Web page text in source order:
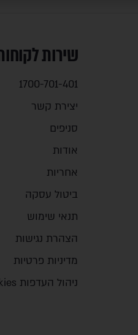
שירות
1700-701-401
יצירת קשר
סניפים
אודות
אחריות
ביטול עסקה
תנאי שימוש
הצהרת נגישות
מדיניות פרטיות
ניהול העדפות Cookies